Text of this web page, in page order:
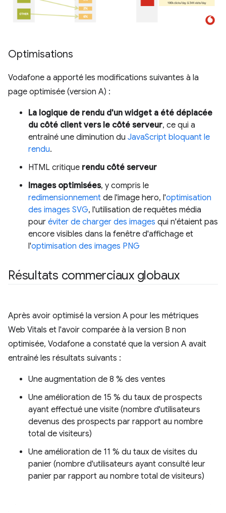
Optimisations
Vodafone a apporté les modifications suivantes à la
page optimisée (version A) :
La logique de rendu d'un widget a été déplacée
du côté client vers le côté serveur, ce qui a
entraîné une diminution du JavaScript bloquant le
rendu.
HTML critique rendu côté serveur
Images optimisées, y compris le
redimensionnement de l'image hero, l'optimisation
des images SVG, l'utilisation de requêtes média
pour éviter de charger des images qui n'étaient pas
encore visibles dans la fenêtre d'affichage et
l'optimisation des images PNG
Résultats commerciaux globaux
Après avoir optimisé la version A pour les métriques
Web Vitals et l'avoir comparée à la version B non
optimisée, Vodafone a constaté que la version A avait
entraîné les résultats suivants :
Une augmentation de 8 % des ventes
Une amélioration de 15 % du taux de prospects
ayant effectué une visite (nombre d'utilisateurs
devenus des prospects par rapport au nombre
total de visiteurs)
Une amélioration de 11 % du taux de visites du
panier (nombre d'utilisateurs ayant consulté leur
panier par rapport au nombre total de visiteurs)